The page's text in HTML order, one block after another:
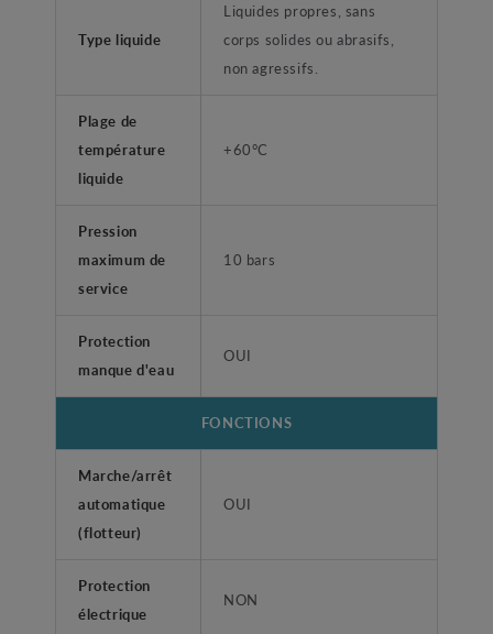
Type liquide
Liquides propres, sans
corps solides ou abrasifs,
non agressifs.
Plage de
température
liquide
+60°C
Pression
maximum de
service
10 bars
Protection
manque d'eau
OUI
FONCTIONS
Marche/arrêt
automatique
(flotteur)
OUI
Protection
électrique
NON